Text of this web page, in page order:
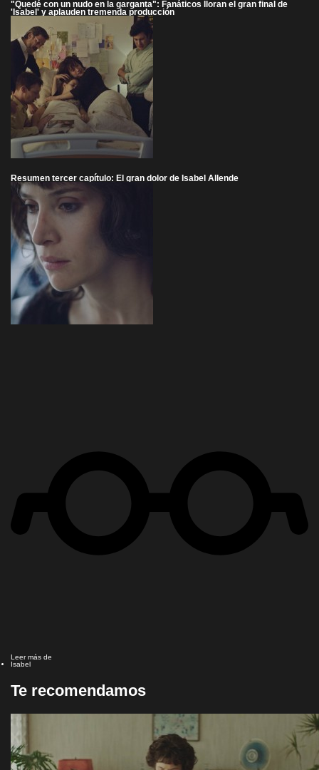
"Quedé con un nudo en la garganta": Fanáticos lloran el gran final de
'Isabel' y aplauden tremenda producción
Resumen tercer capítulo: El gran dolor de Isabel Allende
Leer más de
Isabel
Te recomendamos